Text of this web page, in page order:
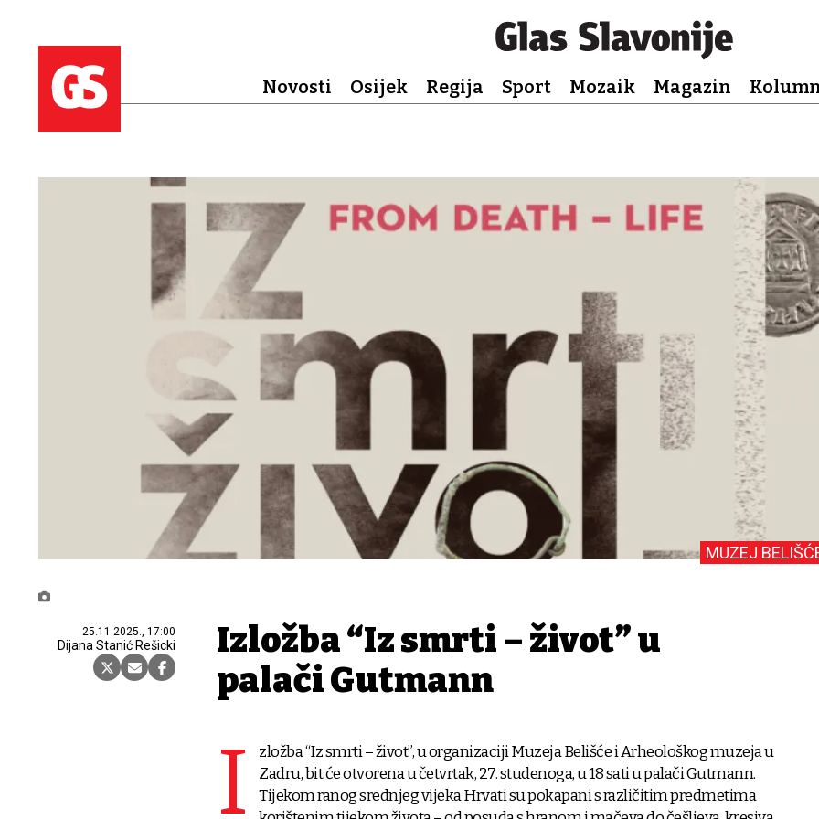
Novosti Osijek Regija Sport Mozaik Magazin
25.11.2025., 17:00
Dijana Stanić Rešicki
MUZEJ
Izložba “Iz smrti – život” u
palači Gutmann
I
zložba “Iz smrti – život”, u organizaciji Muzeja Belišće i Arheološkog muzeja u
Zadru, bit će otvorena u četvrtak, 27. studenoga, u 18 sati u palači Gutmann.
Tijekom ranog srednjeg vijeka Hrvati su pokapani s različitim predmetima